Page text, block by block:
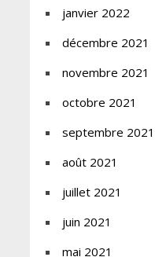
janvier 2022
décembre 2021
novembre 2021
octobre 2021
septembre 2021
août 2021
juillet 2021
juin 2021
mai 2021